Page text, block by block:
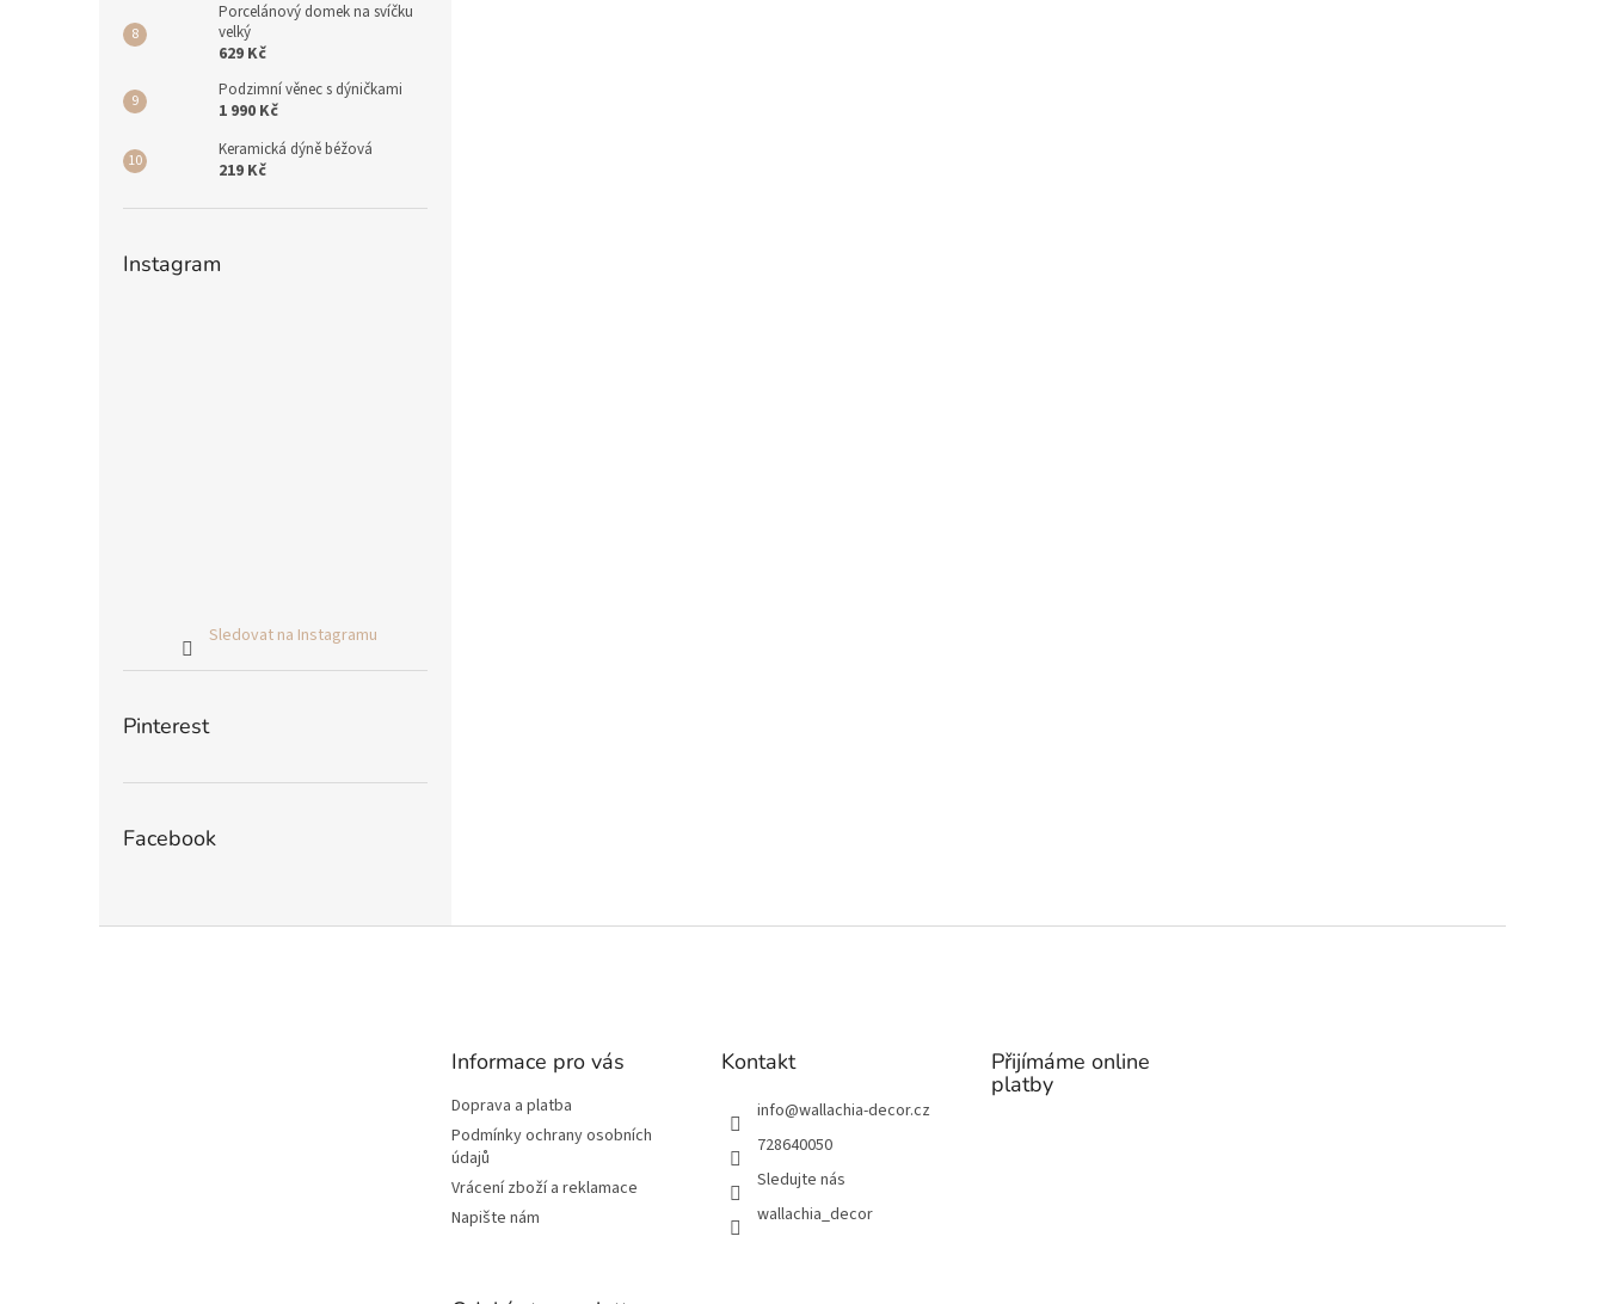
Porcelánový domek na svíčku
velký
629 Kč
Podzimní věnec s dýničkami
1 990 Kč
Keramická dýně béžová
219 Kč
Instagram
Sledovat na Instagramu
Pinterest
Facebook
Informace pro vás
Doprava a platba
Podmínky ochrany osobních
údajů
Vrácení zboží a reklamace
Napište nám
Kontakt
info@wallachia-decor.cz
728640050
Sledujte nás
wallachia_decor
Přijímáme online
platby